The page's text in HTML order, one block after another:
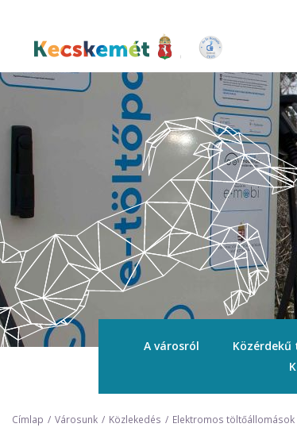
tartalomra
Kecskemét Város Honlapja
A városról
Címlap Városunk Közlekedés Elektromos töltőállomások